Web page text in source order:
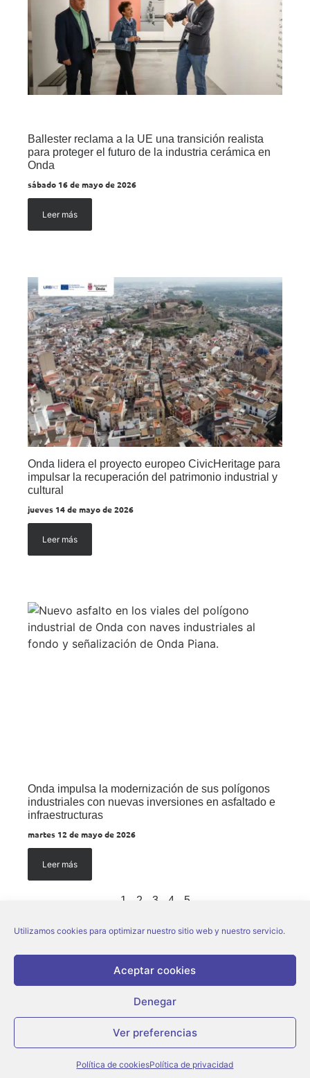
Utilizamos cookies para optimizar nuestro sitio web y nuestro servicio.
Aceptar cookies
Denegar
Ver preferencias
Política de cookiesPolítica de privacidad
Ballester reclama a la UE una transición realista
para proteger el futuro de la industria cerámica en
Onda
sábado 16 de mayo de 2026
Leer más
Onda lidera el proyecto europeo CivicHeritage para
impulsar la recuperación del patrimonio industrial y
cultural
jueves 14 de mayo de 2026
Leer más
Onda impulsa la modernización de sus polígonos
industriales con nuevas inversiones en asfaltado e
infraestructuras
martes 12 de mayo de 2026
Leer más
1 2 3 4 5
© Ajuntament d’Onda |Aviso legal|Política de privacidad|Política de
cookies